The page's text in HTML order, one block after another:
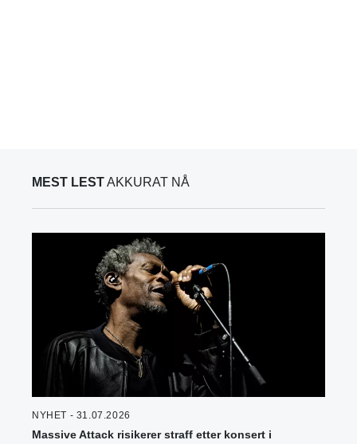
MEST LESTAKKURAT NÅ
NYHET - 31.07.2026
Massive Attack risikerer straff etter konsert i